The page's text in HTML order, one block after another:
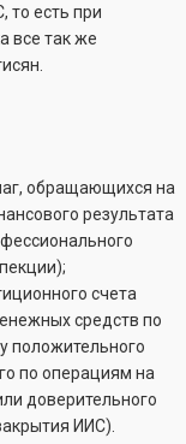
то есть при
все так же
обращающихся на
результата
счета
средств по
положительного
по операциям на
доверительного
ИИС).